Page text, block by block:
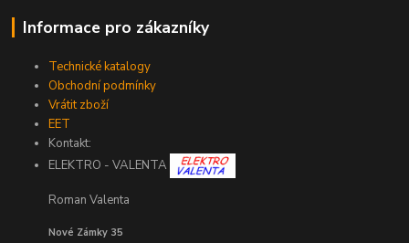
Informace pro zákazníky
Technické katalogy
Obchodní podmínky
Vrátit zboží
EET
Kontakt:
ELEKTRO - VALENTA
Roman Valenta
Nové Zámky 35